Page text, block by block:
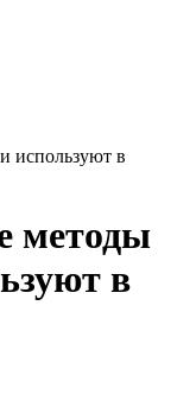
используют в
методы
в